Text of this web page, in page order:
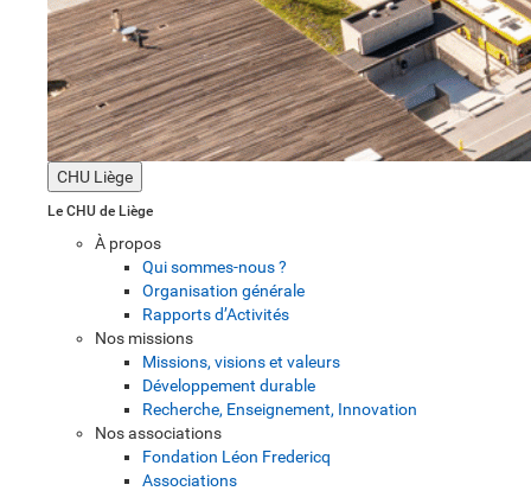
CHU Liège
Le CHU de Liège
À propos
Qui sommes-nous ?
Organisation générale
Rapports d’Activités
Nos missions
Missions, visions et valeurs
Développement durable
Recherche, Enseignement, Innovation
Nos associations
Fondation Léon Fredericq
Associations